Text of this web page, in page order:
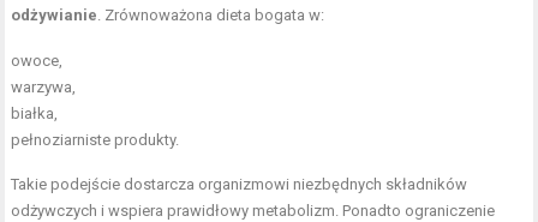
odżywianie. Zrównoważona dieta bogata w:
owoce,
warzywa,
białka,
pełnoziarniste produkty.
Takie podejście dostarcza organizmowi niezbędnych składników
odżywczych i wspiera prawidłowy metabolizm. Ponadto ograniczenie